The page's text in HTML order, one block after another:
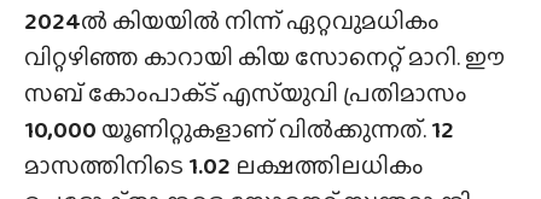
2024ൽ കിയയിൽ നിന്ന് ഏറ്റവുമധികം
വിറ്റഴിഞ്ഞ കാറായി കിയ സോനെറ്റ് മാറി. ഈ
സബ് കോംപാക്‌ട് എസ്‌യുവി പ്രതിമാസം
10,000 യൂണിറ്റുകളാണ് വിൽക്കുന്നത്.12
മാസത്തിനിടെ 1.02 ലക്ഷത്തിലധികം